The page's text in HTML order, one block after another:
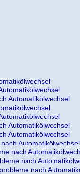
Automatikölwechsel
Automatikölwechsel
Automatikölwechsel
Automatikölwechsel
nach
nach
nach